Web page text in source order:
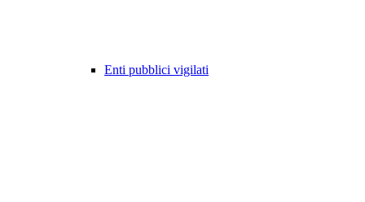
Enti pubblici vigilati